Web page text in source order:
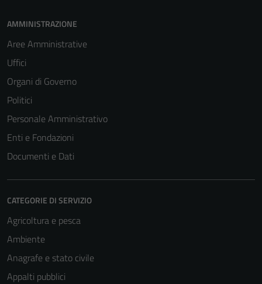
AMMINISTRAZIONE
Aree Amministrative
Uffici
Organi di Governo
Politici
Personale Amministrativo
Enti e Fondazioni
Documenti e Dati
CATEGORIE DI SERVIZIO
Agricoltura e pesca
Ambiente
Anagrafe e stato civile
Appalti pubblici